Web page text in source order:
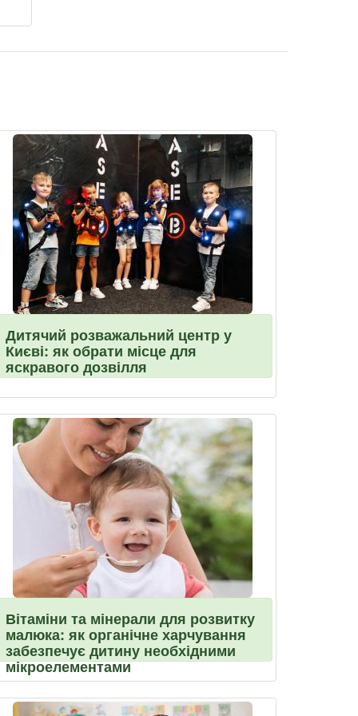
Дитячий розважальний центр у
Києві: як обрати місце для
яскравого дозвілля
Вітаміни та мінерали для розвитку
малюка: як органічне харчування
забезпечує дитину необхідними
мікроелементами